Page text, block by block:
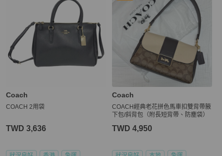
Coach
COACH 2用袋
TWD 3,636
Coach
COACH經典老花拼色馬車扣雙背帶腋
下包/斜背包（附長短背帶、防塵袋）
TWD 4,950